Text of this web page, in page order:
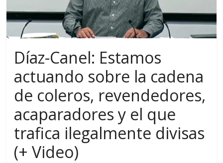
Díaz-Canel: Estamos
actuando sobre la cadena
de coleros, revendedores,
acaparadores y el que
trafica ilegalmente divisas
(+ Video)